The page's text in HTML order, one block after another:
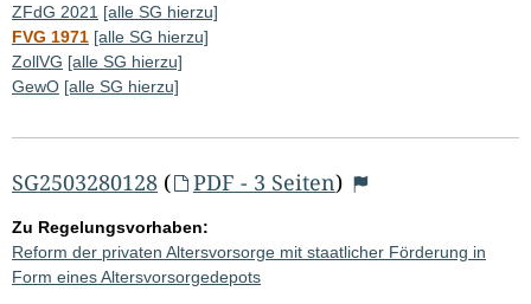
ZFdG 2021 [alle SG hierzu]
FVG 1971 [alle SG hierzu]
ZollVG [alle SG hierzu]
GewO [alle SG hierzu]
SG2503280128 ( PDF - 3 Seiten)
Zu Regelungsvorhaben:
Reform der privaten Altersvorsorge mit staatlicher Förderung in
Form eines Altersvorsorgedepots